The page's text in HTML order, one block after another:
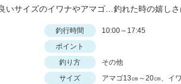
釣行時間
10:00～17:45
ポイント
釣り方
その他
サイズ アマゴ13㎝～20㎝、イ